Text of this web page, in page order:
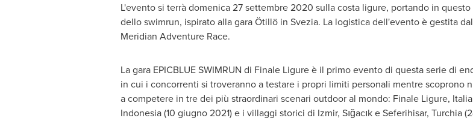
L'evento si terrà domenica 27 settembre 2020 sulla costa ligure, portando in
dello swimrun, ispirato alla gara Ötillö in Svezia. La logistica dell'evento è gestita
Meridian Adventure Race.
La gara EPICBLUE SWIMRUN di Finale Ligure è il primo evento di questa serie di
in cui i concorrenti si troveranno a testare i propri limiti personali mentre scoprono
a competere in tre dei più straordinari scenari outdoor al mondo: Finale Ligure,
Indonesia (10 giugno 2021) e i villaggi storici di Izmir, Sığacık e Seferihisar, Turchia